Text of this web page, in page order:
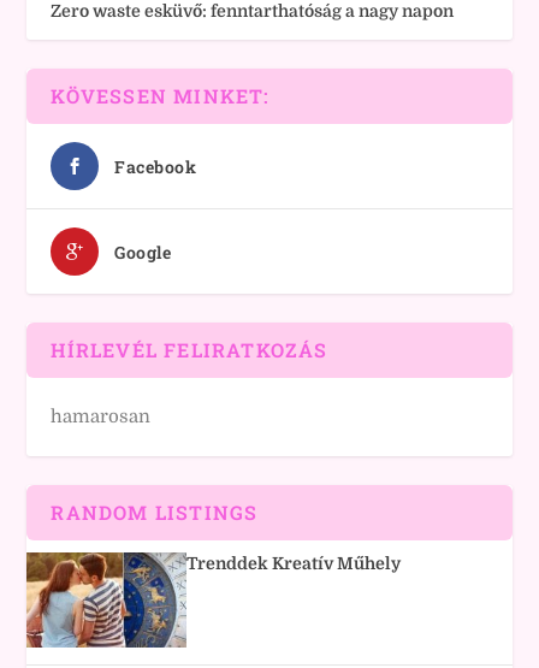
Zero waste esküvő: fenntarthatóság a nagy napon
KÖVESSEN MINKET:
Facebook
Google
HÍRLEVÉL FELIRATKOZÁS
hamarosan
RANDOM LISTINGS
Trenddek Kreatív Műhely